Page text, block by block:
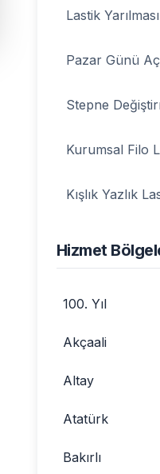
Lastik
Pazar Günü
Stepne
Kurumsal Filo
Kışlık Yazlık
Hizmet
100. Yıl
Akçaali
Altay
Atatürk
Bakırlı